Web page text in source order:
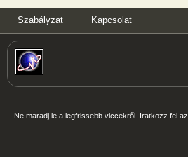
Szabályzat Kapcsolat
Ne maradj le a legfrissebb viccekről. Iratkozz fel az